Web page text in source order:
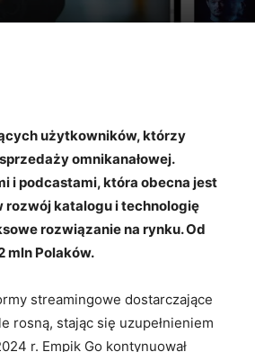
użytkowników, którzy
omnikanałowej.
i podcastami, która obecna jest
rozwój katalogu i technologię
rozwiązanie na rynku. Od
mln Polaków.
streamingowe dostarczające
rosną, stając się uzupełnieniem
r. Empik Go kontynuował